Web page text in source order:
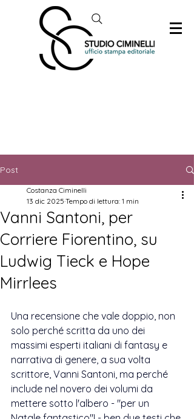
Post
Vanni Santoni, per
Corriere Fiorentino, su
Ludwig Tieck e Hope
Mirrlees
Costanza Ciminelli
13 dic 2025 Tempo di lettura: 1 min
Una recensione che vale doppio, non
solo perché scritta da uno dei
massimi esperti italiani di fantasy e
narrativa di genere, a sua volta
scrittore, Vanni Santoni, ma perché
include nel novero dei volumi da
mettere sotto l'albero - "per un